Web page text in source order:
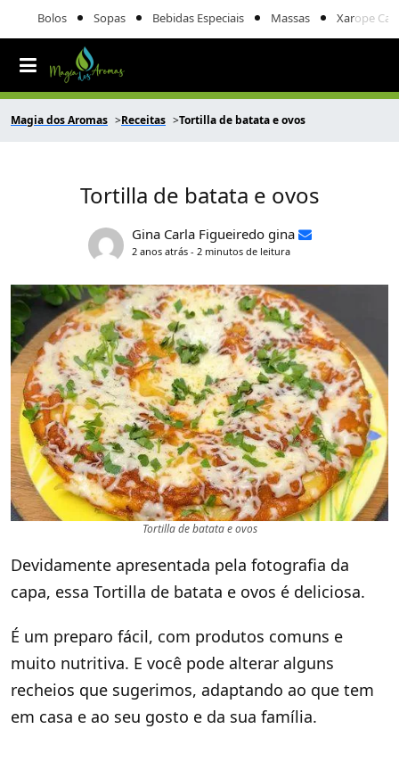
Bolos Sopas Bebidas Especiais Massas Xarope
Magia dos Aromas Receitas Tortilla de batata e ovos
Tortilla de batata e ovos
Gina Carla Figueiredo gina
2 anos atrás - 2 minutos de leitura
Tortilla de batata e ovos
Devidamente apresentada pela fotografia da
capa, essa Tortilla de batata e ovos é deliciosa.
É um preparo fácil, com produtos comuns e
muito nutritiva. E você pode alterar alguns
recheios que sugerimos, adaptando ao que tem
em casa e ao seu gosto e da sua família.